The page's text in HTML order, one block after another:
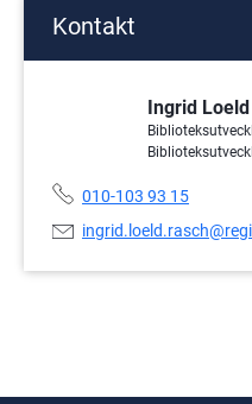
Kontakt
Ingrid
Telefonnummer:
010-103 93 15
E-